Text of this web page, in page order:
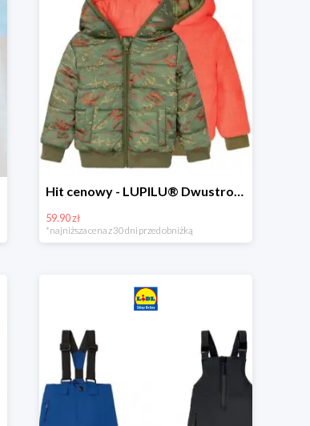
Hit cenowy - LUPILU® Dwustronna kurtka dziecięca z polarem
59.90 zł
*najniższa cena z 30 dni przed obniżką